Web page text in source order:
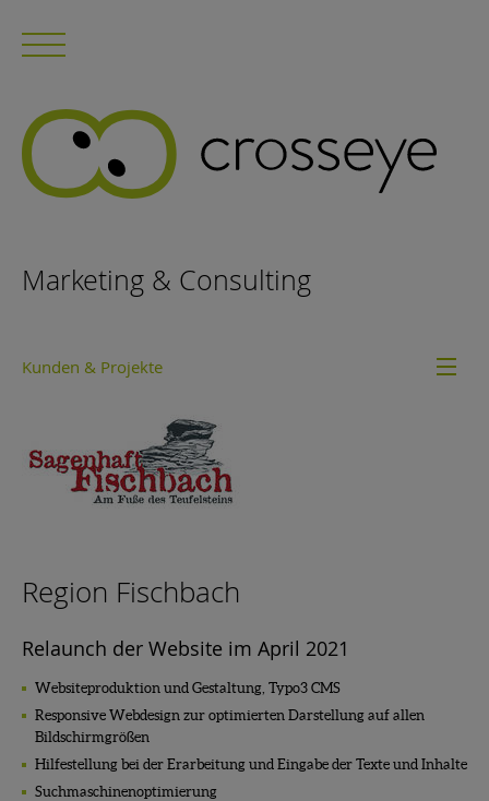
Marketing & Consulting
Kunden & Projekte
Region Fischbach
Relaunch der Website im April 2021
Websiteproduktion und Gestaltung, Typo3 CMS
Responsive Webdesign zur optimierten Darstellung auf allen
Bildschirmgrößen
Hilfestellung bei der Erarbeitung und Eingabe der Texte und Inhalte
Suchmaschinenoptimierung